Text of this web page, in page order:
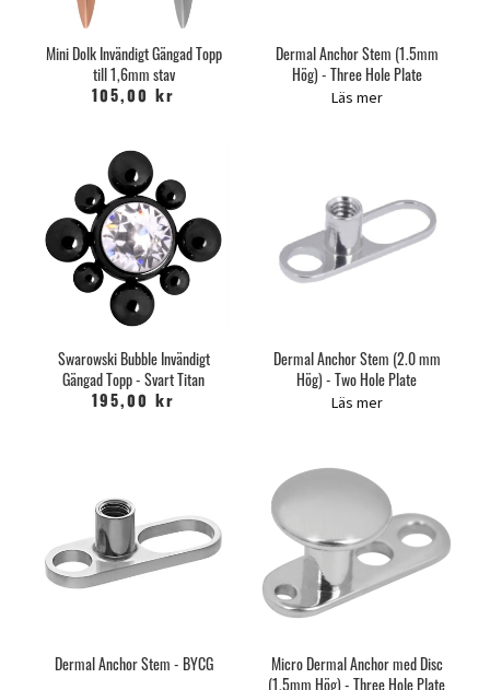
Mini Dolk Invändigt Gängad Topp
till 1,6mm stav
105,00 kr
Dermal Anchor Stem (1.5mm
Hög) - Three Hole Plate
Läs mer
Swarowski Bubble Invändigt
Gängad Topp - Svart Titan
195,00 kr
Dermal Anchor Stem (2.0 mm
Hög) - Two Hole Plate
Läs mer
Dermal Anchor Stem - BYCG
Micro Dermal Anchor med Disc
(1.5mm Hög) - Three Hole Plate